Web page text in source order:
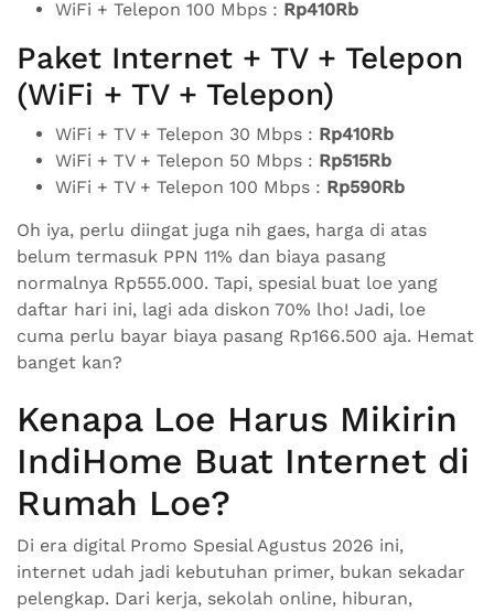
WiFi + Telepon 100 Mbps : Rp410Rb
Paket Internet + TV + Telepon
(WiFi + TV + Telepon)
WiFi + TV + Telepon 30 Mbps : Rp410Rb
WiFi + TV + Telepon 50 Mbps : Rp515Rb
WiFi + TV + Telepon 100 Mbps : Rp590Rb
Oh iya, perlu diingat juga nih gaes, harga di atas
belum termasuk PPN 11% dan biaya pasang
normalnya Rp555.000. Tapi, spesial buat loe yang
daftar hari ini, lagi ada diskon 70% lho! Jadi, loe
cuma perlu bayar biaya pasang Rp166.500 aja. Hemat
banget kan?
Kenapa Loe Harus Mikirin
IndiHome Buat Internet di
Rumah Loe?
Di era digital Promo Spesial Agustus 2026 ini,
internet udah jadi kebutuhan primer, bukan sekadar
pelengkap. Dari kerja, sekolah online, hiburan,